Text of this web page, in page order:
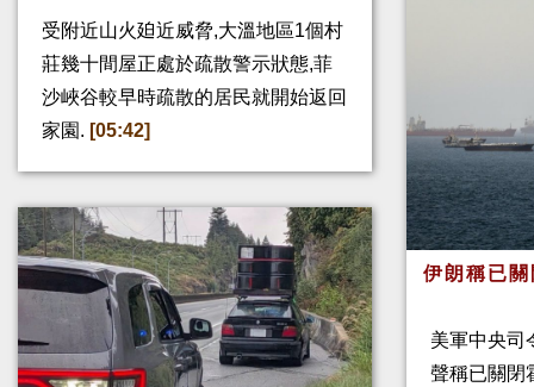
受附近山火廹近威脅,大溫地區1個村
莊幾十間屋正處於疏散警示狀態,菲
沙峽谷較早時疏散的居民就開始返回
家園. [05:42]
伊朗稱已
美軍中央司
聲稱已關閉